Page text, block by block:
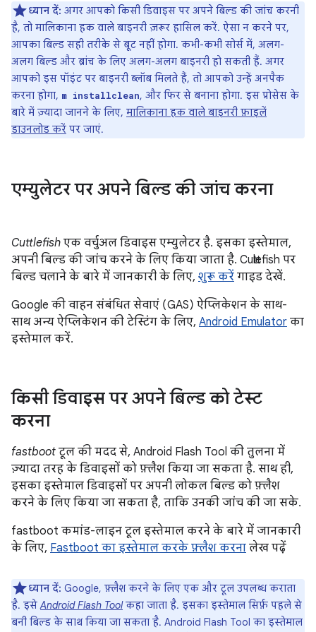
ध्यान दें: अगर आपको किसी डिवाइस पर अपने बिल्ड की जांच करनी
है, तो मालिकाना हक वाले बाइनरी ज़रूर हासिल करें. ऐसा न करने पर,
आपका बिल्ड सही तरीके से बूट नहीं होगा. कभी-कभी सोर्स में, अलग-
अलग बिल्ड और ब्रांच के लिए अलग-अलग बाइनरी हो सकती हैं. अगर
आपको इस पॉइंट पर बाइनरी ब्लॉब मिलते हैं, तो आपको उन्हें अनपैक
करना होगा, m installclean, और फिर से बनाना होगा. इस प्रोसेस के
बारे में ज़्यादा जानने के लिए, मालिकाना हक वाले बाइनरी फ़ाइलें
डाउनलोड करें पर जाएं.
एम्युलेटर पर अपने बिल्ड की जांच करना
Cuttlefish एक वर्चुअल डिवाइस एम्युलेटर है. इसका इस्तेमाल,
अपनी बिल्ड की जांच करने के लिए किया जाता है. Cuttlefish पर
बिल्ड चलाने के बारे में जानकारी के लिए, शुरू करें गाइड देखें.
Google की वाहन संबंधित सेवाएं (GAS) ऐप्लिकेशन के साथ-
साथ अन्य ऐप्लिकेशन की टेस्टिंग के लिए, Android Emulator का
इस्तेमाल करें.
किसी डिवाइस पर अपने बिल्ड को टेस्ट
करना
fastboot टूल की मदद से, Android Flash Tool की तुलना में
ज़्यादा तरह के डिवाइसों को फ़्लैश किया जा सकता है. साथ ही,
इसका इस्तेमाल डिवाइसों पर अपनी लोकल बिल्ड को फ़्लैश
करने के लिए किया जा सकता है, ताकि उनकी जांच की जा सके.
fastboot कमांड-लाइन टूल इस्तेमाल करने के बारे में जानकारी
के लिए, Fastboot का इस्तेमाल करके फ़्लैश करना लेख पढ़ें
ध्यान दें: Google, फ़्लैश करने के लिए एक और टूल उपलब्ध कराता
है. इसेAndroid Flash Toolकहा जाता है. इसका इस्तेमाल सिर्फ़ पहले से
बनी बिल्ड के साथ किया जा सकता है. Android Flash Tool का इस्तेमाल